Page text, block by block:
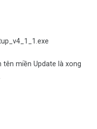
miền Update là xong